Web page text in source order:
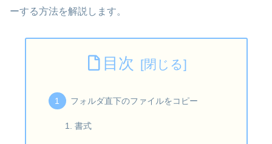
ーする方法を解説します。
目次
フォルダ直下のファイルをコピー
書式